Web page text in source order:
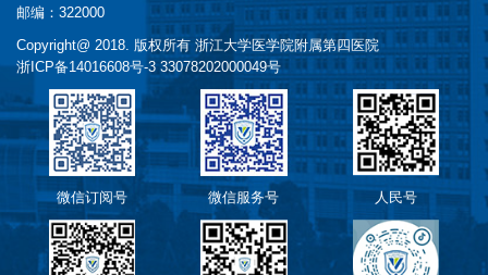
邮编：322000
Copyright@ 2018. 版权所有 浙江大学医学院附属第四医院
浙ICP备14016608号-3 33078202000049号
微信订阅号 微信服务号 人民号